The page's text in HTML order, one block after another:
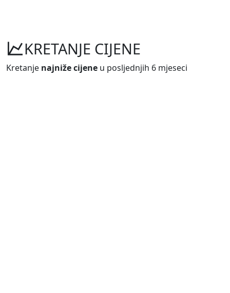
KRETANJE CIJENE
Kretanje najniže cijene u posljednjih 6 mjeseci